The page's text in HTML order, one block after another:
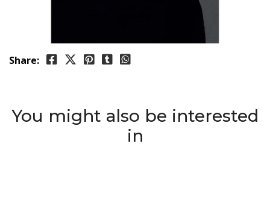
Share:
You might also be interested
in